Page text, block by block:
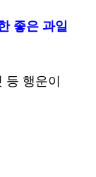
좋은 과일
등 행운이